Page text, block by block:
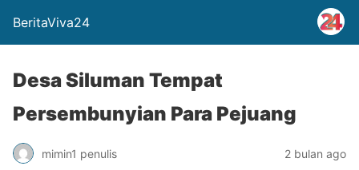
BeritaViva24
Desa Siluman Tempat
Persembunyian Para Pejuang
mimin1 penulis 2 bulan ago